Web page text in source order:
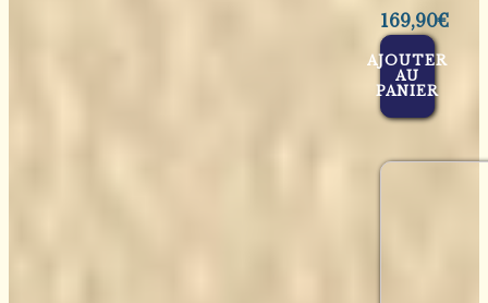
169,90€
AJOUTER
AU
PANIER